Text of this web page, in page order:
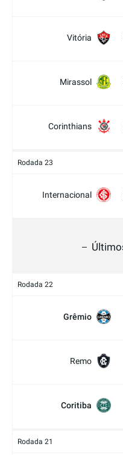
Vitória
Mirassol
Corinthians
Rodada 23
Internacional
Rodada 22
Grêmio
Remo
Coritiba
Rodada 21